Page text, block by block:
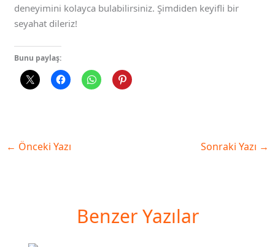
deneyimini kolayca bulabilirsiniz. Şimdiden keyifli bir
seyahat dileriz!
Bunu paylaş:
← Önceki Yazı Sonraki Yazı →
Benzer Yazılar